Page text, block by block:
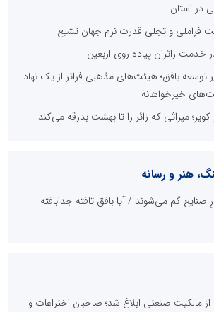
در استان
فراملی و تجلی قدرت نرم جهان تشیع
خدمت زائران پیاده روی اربعین
توسعه بافق؛ هیئت‌های مذهبی فراتر از یک نهاد
خیرخواهانه
میراثی که زائر را تا بهشت بدرقه می‌کند
هنر و رسانه
صنایع گم می‌شوند / آیا بافق تافته جدابافته
مالکیت صنعتی ابلاغ شد؛ صاحبان اختراعات و